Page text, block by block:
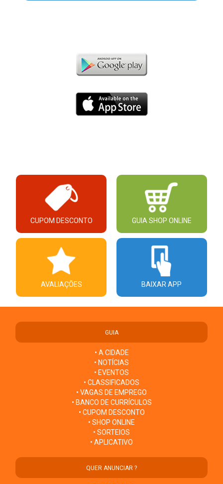
CUPOM DESCONTO GUIA SHOP ONLINE
AVALIAÇÕES BAIXAR APP
GUIA
• A CIDADE
• NOTÍCIAS
• EVENTOS
• CLASSIFICADOS
• VAGAS DE EMPREGO
• BANCO DE CURRÍCULOS
• CUPOM DESCONTO
• SHOP ONLINE
• SORTEIOS
• APLICATIVO
QUER ANUNCIAR ?